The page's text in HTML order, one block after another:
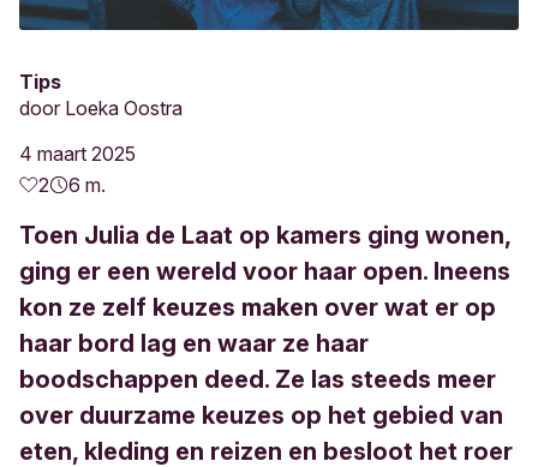
Tips
door Loeka Oostra
4 maart 2025
2
6 m.
Toen Julia de Laat op kamers ging wonen,
ging er een wereld voor haar open. Ineens
kon ze zelf keuzes maken over wat er op
haar bord lag en waar ze haar
boodschappen deed. Ze las steeds meer
over duurzame keuzes op het gebied van
eten, kleding en reizen en besloot het roer